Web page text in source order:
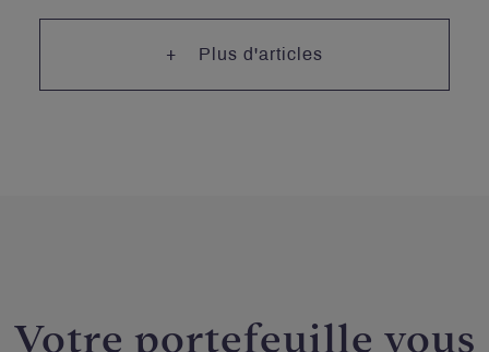
Plus d'articles
Votre portefeuille vous